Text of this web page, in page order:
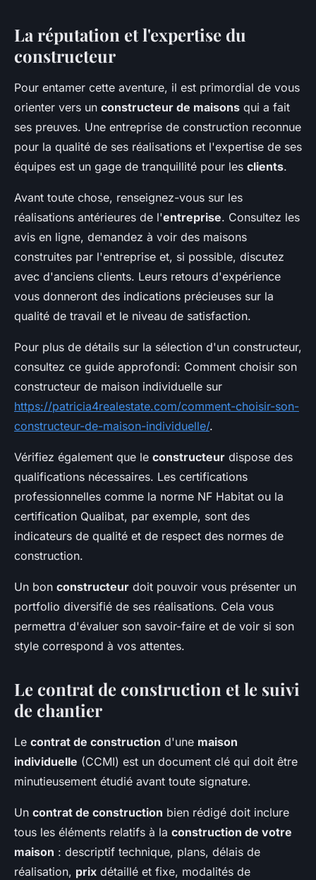
La réputation et l'expertise du
constructeur
Pour entamer cette aventure, il est primordial de vous
orienter vers un constructeur de maisons qui a fait
ses preuves. Une entreprise de construction reconnue
pour la qualité de ses réalisations et l'expertise de ses
équipes est un gage de tranquillité pour les clients.
Avant toute chose, renseignez-vous sur les
réalisations antérieures de l'entreprise. Consultez les
avis en ligne, demandez à voir des maisons
construites par l'entreprise et, si possible, discutez
avec d'anciens clients. Leurs retours d'expérience
vous donneront des indications précieuses sur la
qualité de travail et le niveau de satisfaction.
Pour plus de détails sur la sélection d'un constructeur,
consultez ce guide approfondi: Comment choisir son
constructeur de maison individuelle sur
https://patricia4realestate.com/comment-choisir-son-
constructeur-de-maison-individuelle/.
Vérifiez également que le constructeur dispose des
qualifications nécessaires. Les certifications
professionnelles comme la norme NF Habitat ou la
certification Qualibat, par exemple, sont des
indicateurs de qualité et de respect des normes de
construction.
Un bon constructeur doit pouvoir vous présenter un
portfolio diversifié de ses réalisations. Cela vous
permettra d'évaluer son savoir-faire et de voir si son
style correspond à vos attentes.
Le contrat de construction et le suivi
de chantier
Le contrat de construction d'une maison
individuelle (CCMI) est un document clé qui doit être
minutieusement étudié avant toute signature.
Un contrat de construction bien rédigé doit inclure
tous les éléments relatifs à la construction de votre
maison : descriptif technique, plans, délais de
réalisation, prix détaillé et fixe, modalités de